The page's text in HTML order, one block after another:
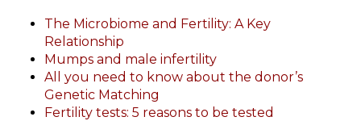
The Microbiome and Fertility: A Key
Relationship
Mumps and male infertility
All you need to know about the donor’s
Genetic Matching
Fertility tests: 5 reasons to be tested